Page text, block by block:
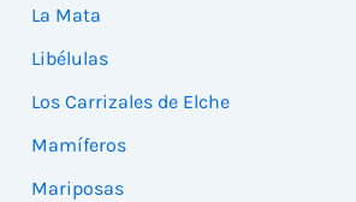
La Mata
Libélulas
Los Carrizales de Elche
Mamíferos
Mariposas